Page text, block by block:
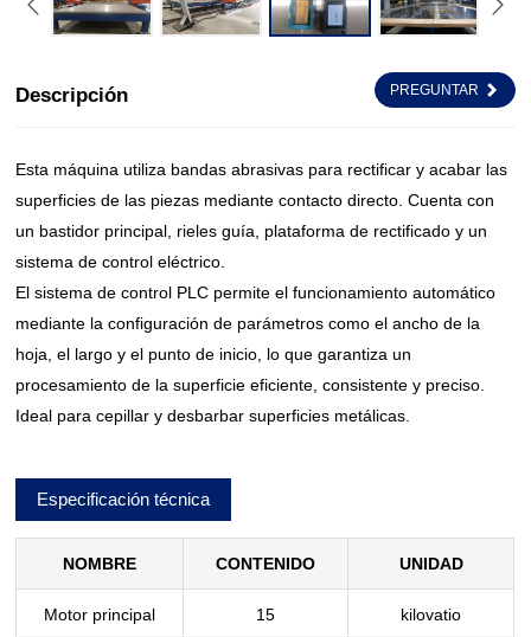
Descripción PREGUNTAR
Esta máquina utiliza bandas abrasivas para rectificar y acabar las
superficies de las piezas mediante contacto directo. Cuenta con
un bastidor principal, rieles guía, plataforma de rectificado y un
sistema de control eléctrico.
El sistema de control PLC permite el funcionamiento automático
mediante la configuración de parámetros como el ancho de la
hoja, el largo y el punto de inicio, lo que garantiza un
procesamiento de la superficie eficiente, consistente y preciso.
Ideal para cepillar y desbarbar superficies metálicas.
Especificación técnica
NOMBRE CONTENIDO UNIDAD
Motor principal 15 kilovatio